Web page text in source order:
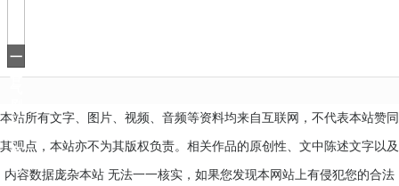
蛋
好
一
16
有
当
本站所有文字、图片、视频、音频等资料均来自互联网，不代表本站赞同
其观点，本站亦不为其版权负责。相关作品的原创性、文中陈述文字以及
内容数据庞杂本站 无法一一核实，如果您发现本网站上有侵犯您的合法